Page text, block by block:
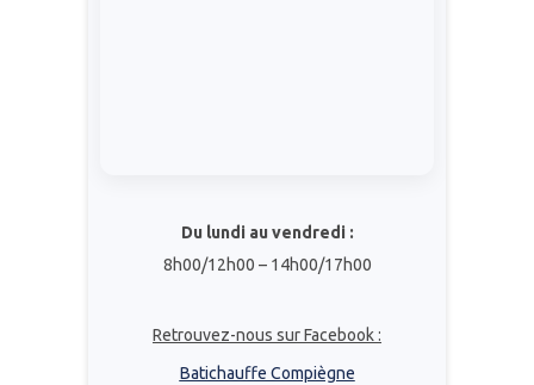
Du lundi au vendredi :
8h00/12h00 – 14h00/17h00
Retrouvez-nous sur Facebook :
Batichauffe Compiègne